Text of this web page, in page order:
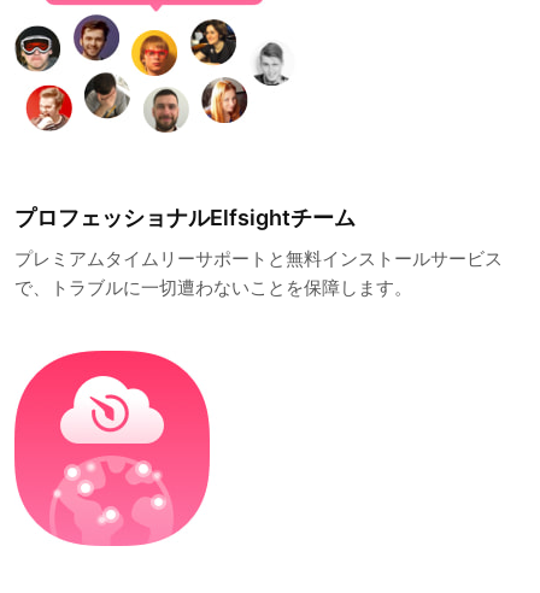
プロフェッショナルElfsightチーム
プレミアムタイムリーサポートと無料インストールサービス
で、トラブルに一切遭わないことを保障します。